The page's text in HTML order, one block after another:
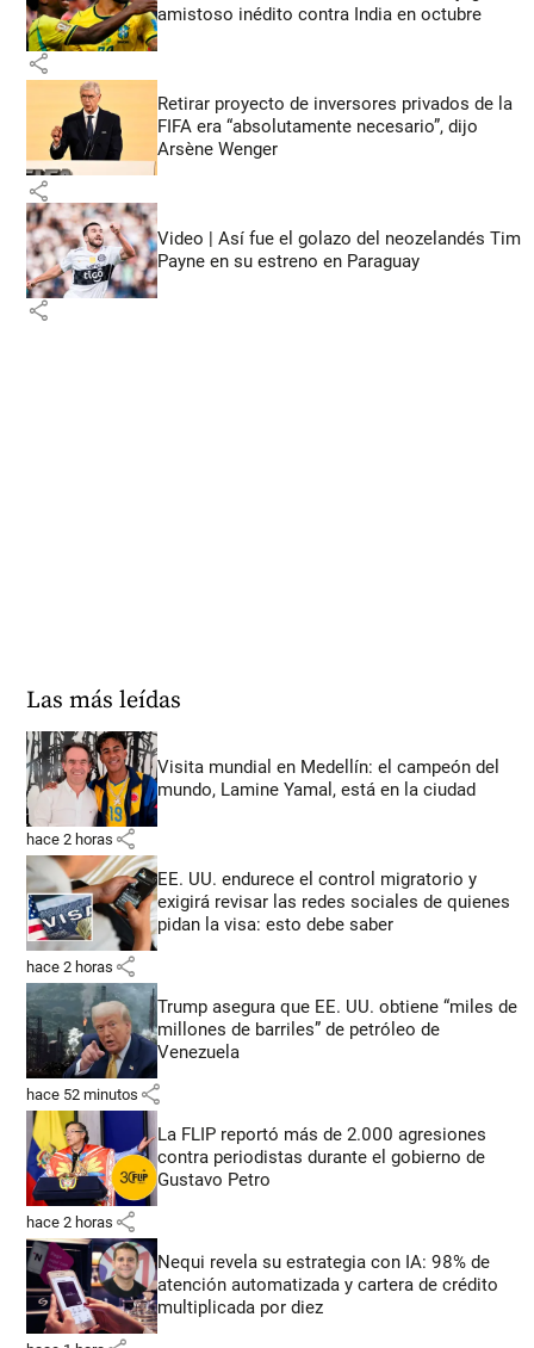
amistoso inédito contra India en octubre
share
Retirar proyecto de inversores privados de la
FIFA era “absolutamente necesario”, dijo
Arsène Wenger
share
Video | Así fue el golazo del neozelandés Tim
Payne en su estreno en Paraguay
share
Las más leídas
Visita mundial en Medellín: el campeón del
mundo, Lamine Yamal, está en la ciudad
hace 2 horas share
EE. UU. endurece el control migratorio y
exigirá revisar las redes sociales de quienes
pidan la visa: esto debe saber
hace 2 horas share
Trump asegura que EE. UU. obtiene “miles de
millones de barriles” de petróleo de
Venezuela
hace 52 minutos share
La FLIP reportó más de 2.000 agresiones
contra periodistas durante el gobierno de
Gustavo Petro
hace 2 horas share
Nequi revela su estrategia con IA: 98% de
atención automatizada y cartera de crédito
multiplicada por diez